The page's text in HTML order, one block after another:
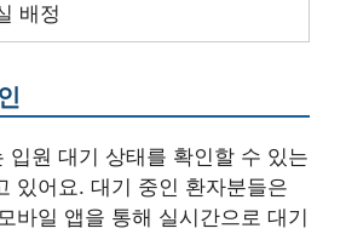
배정
입원 대기 상태를 확인할 수 있는
있어요. 대기 중인 환자분들은
바일 앱을 통해 실시간으로 대기